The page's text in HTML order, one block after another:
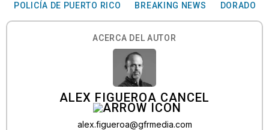
POLICÍA DE PUERTO RICO BREAKING NEWS DORADO
ACERCA DEL AUTOR
ALEX FIGUEROA CANCEL
alex.figueroa@gfrmedia.com